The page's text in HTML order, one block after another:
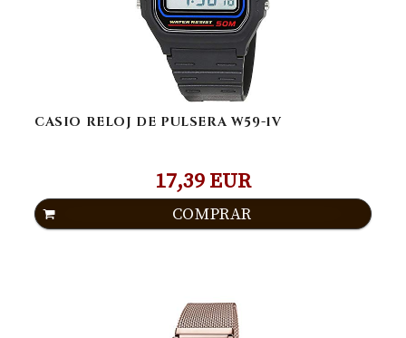
CASIO RELOJ DE PULSERA W59-1V
17,39 EUR
COMPRAR